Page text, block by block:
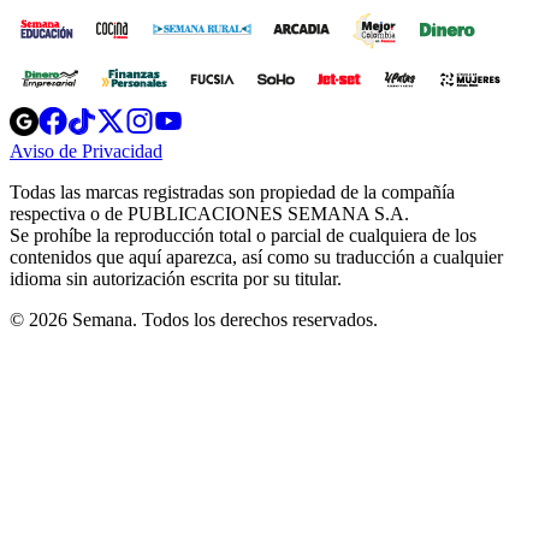
Opens
in
new
Opens
in
new
Opens
in
new
window
Opens
new
windowwindow
Aviso de Privacidad
new
window
Todas las marcas registradas son propiedad de la compañía
respectiva o de PUBLICACIONES SEMANA S.A.
Se prohíbe la reproducción total o parcial de cualquiera de los
contenidos que aquí aparezca, así como su traducción a cualquier
idioma sin autorización escrita por su titular.
© 2026 Semana. Todos los derechos reservados.